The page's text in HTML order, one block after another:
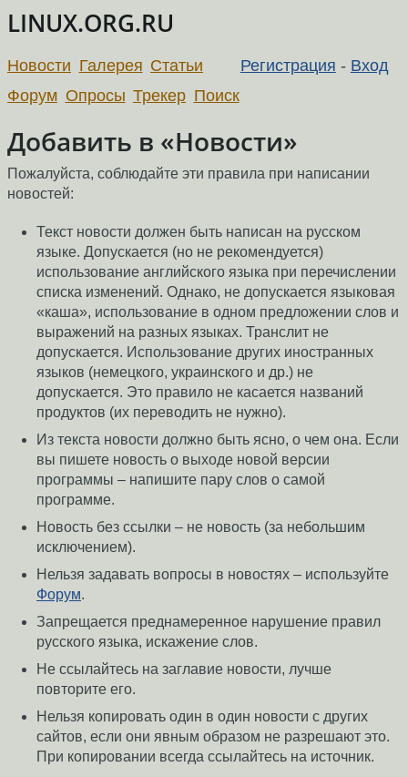
LINUX.ORG.RU
Регистрация - Вход
Новости Галерея Статьи
Форум Опросы Трекер Поиск
Добавить в «Новости»
Пожалуйста, соблюдайте эти правила при написании
новостей:
Текст новости должен быть написан на русском
языке. Допускается (но не рекомендуется)
использование английского языка при перечислении
списка изменений. Однако, не допускается языковая
«каша», использование в одном предложении слов и
выражений на разных языках. Транслит не
допускается. Использование других иностранных
языков (немецкого, украинского и др.) не
допускается. Это правило не касается названий
продуктов (их переводить не нужно).
Из текста новости должно быть ясно, о чем она. Если
вы пишете новость о выходе новой версии
программы – напишите пару слов о самой
программе.
Новость без ссылки – не новость (за небольшим
исключением).
Нельзя задавать вопросы в новостях – используйте
Форум.
Запрещается преднамеренное нарушение правил
русского языка, искажение слов.
Не ссылайтесь на заглавие новости, лучше
повторите его.
Нельзя копировать один в один новости с других
сайтов, если они явным образом не разрешают это.
При копировании всегда ссылайтесь на источник.